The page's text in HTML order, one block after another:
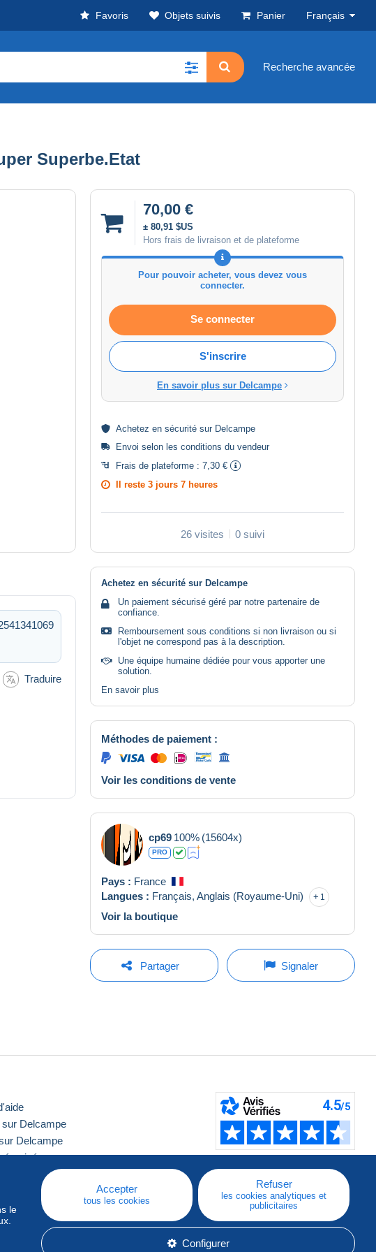
Favoris Objets suivis Panier Français
Recherche avancée
Superbe.Etat
70,00 €
± 80,91 $US
Hors frais de livraison et de plateforme
Pour pouvoir acheter, vous devez vous
connecter.
Se connecter
S'inscrire
En savoir plus sur Delcampe
Achetez en sécurité sur Delcampe
Envoi selon les conditions du vendeur
Frais de plateforme : 7,30 €
Il reste 3 jours 7 heures
26 visites 0 suivi
Traduire
Achetez en sécurité sur Delcampe
Un paiement sécurisé géré par notre partenaire de
confiance.
Remboursement sous conditions si non livraison ou si
l'objet ne correspond pas à la description.
Une équipe humaine dédiée pour vous apporter une
solution.
En savoir plus
Méthodes de paiement :
Voir les conditions de vente
cp69 100% (15604x)
PRO
Pays : France
Langues : Français, Anglais (Royaume-Uni) 1
Voir la boutique
Partager Signaler
le
Accepter
tous les cookies
Refuser
les cookies analytiques et
publicitaires
Configurer
Delcampe
Delcampe